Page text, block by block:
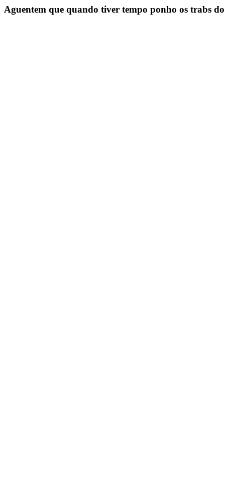
Aguentem que quando tiver tempo ponho os trabs